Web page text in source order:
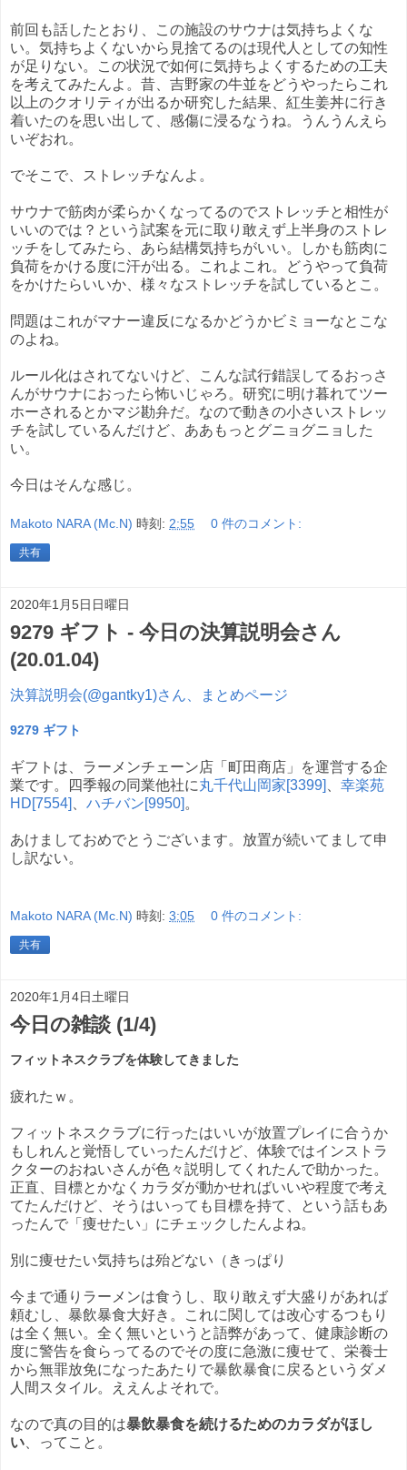
前回も話したとおり、この施設のサウナは気持ちよくな
い。気持ちよくないから見捨てるのは現代人としての知性
が足りない。この状況で如何に気持ちよくするための工夫
を考えてみたんよ。昔、吉野家の牛並をどうやったらこれ
以上のクオリティが出るか研究した結果、紅生姜丼に行き
着いたのを思い出して、感傷に浸るなうね。うんうんえら
いぞおれ。
でそこで、ストレッチなんよ。
サウナで筋肉が柔らかくなってるのでストレッチと相性が
いいのでは？という試案を元に取り敢えず上半身のストレ
ッチをしてみたら、あら結構気持ちがいい。しかも筋肉に
負荷をかける度に汗が出る。これよこれ。どうやって負荷
をかけたらいいか、様々なストレッチを試しているとこ。
問題はこれがマナー違反になるかどうかビミョーなとこな
のよね。
ルール化はされてないけど、こんな試行錯誤してるおっさ
んがサウナにおったら怖いじゃろ。研究に明け暮れてツー
ホーされるとかマジ勘弁だ。なので動きの小さいストレッ
チを試しているんだけど、ああもっとグニョグニョした
い。
今日はそんな感じ。
Makoto NARA (Mc.N) 時刻: 2:55 0 件のコメント:
共有
2020年1月5日日曜日
9279 ギフト - 今日の決算説明会さん
(20.01.04)
決算説明会(@gantky1)さん、まとめページ
9279 ギフト
ギフトは、ラーメンチェーン店「町田商店」を運営する企
業です。四季報の同業他社に丸千代山岡家[3399]
幸楽苑
HD[7554]
ハチバン[9950] 。
あけましておめでとうございます。放置が続いてまして申
し訳ない。
Makoto NARA (Mc.N) 時刻: 3:05 0 件のコメント:
共有
2020年1月4日土曜日
今日の雑談 (1/4)
フィットネスクラブを体験してきました
疲れたｗ。
フィットネスクラブに行ったはいいが放置プレイに合うか
もしれんと覚悟していったんだけど、体験ではインストラ
クターのおねいさんが色々説明してくれたんで助かった。
正直、目標とかなくカラダが動かせればいいや程度で考え
てたんだけど、そうはいっても目標を持て、という話もあ
ったんで「痩せたい」にチェックしたんよね。
別に痩せたい気持ちは殆どない（きっぱり
今まで通りラーメンは食うし、取り敢えず大盛りがあれば
頼むし、暴飲暴食大好き。これに関しては改心するつもり
は全く無い。全く無いというと語弊があって、健康診断の
度に警告を食らってるのでその度に急激に痩せて、栄養士
から無罪放免になったあたりで暴飲暴食に戻るというダメ
人間スタイル。ええんよそれで。
なので真の目的は暴飲暴食を続けるためのカラダがほし
い 、ってこと。